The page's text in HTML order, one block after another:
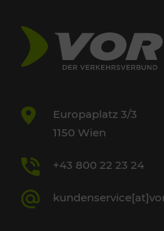
Europaplatz 3/3
1150 Wien
+43 800 22 23 24